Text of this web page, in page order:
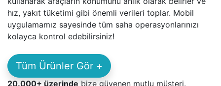
hız, yakıt tüketimi gibi önemli verileri toplar. Mobil
uygulamamız sayesinde tüm saha operasyonlarınızı
kolayca kontrol edebilirsiniz!
Tüm Ürünler Gör +
20.000+ üzerinde bize güvenen mutlu müşteri.